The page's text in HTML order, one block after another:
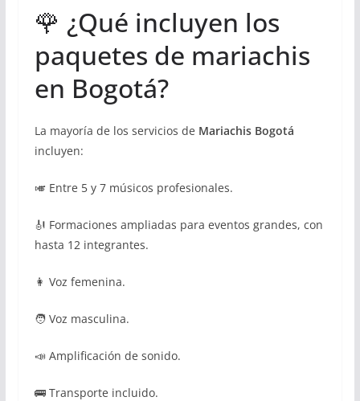
🌹 ¿Qué incluyen los
paquetes de mariachis
en Bogotá?
La mayoría de los servicios de Mariachis Bogotá
incluyen:
🎺 Entre 5 y 7 músicos profesionales.
🎻 Formaciones ampliadas para eventos grandes, con
hasta 12 integrantes.
👩 Voz femenina.
🧑 Voz masculina.
📣 Amplificación de sonido.
🚌 Transporte incluido.